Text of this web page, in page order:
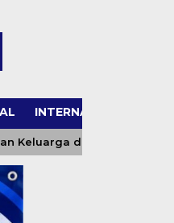
INTERNASIONAL
dan Generasi